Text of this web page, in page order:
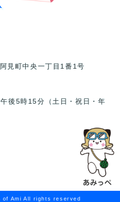
見町中央一丁目1番1号
後5時15分（土日・祝日・年
of Ami All rights reserved